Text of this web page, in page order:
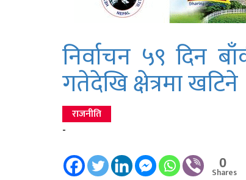
निर्वाचन ५९ दिन
गतेदेखि क्षेत्रमा खटिने
राजनीति
-
0
Shares